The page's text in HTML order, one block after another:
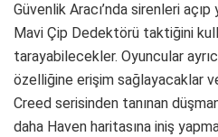
Güvenlik Aracı’nda sirenleri
Mavi Çip Dedektörü taktiğini
tarayabilecekler. Oyuncular
özelliğine erişim sağlayacaklar
Creed serisinden tanınan
daha Haven haritasına iniş